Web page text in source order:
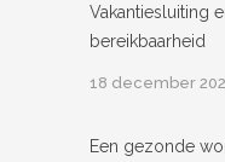
Vakantiesluiting
bereikbaarheid
18 december
Een gezonde